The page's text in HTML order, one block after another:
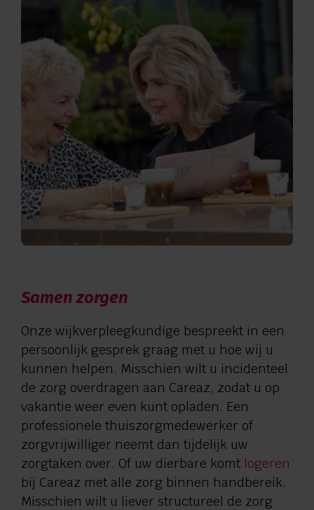
Samen zorgen
Onze wijkverpleegkundige bespreekt in een
persoonlijk gesprek graag met u hoe wij u
kunnen helpen. Misschien wilt u incidenteel
de zorg overdragen aan Careaz, zodat u op
vakantie weer even kunt opladen. Een
professionele thuiszorgmedewerker of
zorgvrijwilliger neemt dan tijdelijk uw
zorgtaken over. Of uw dierbare komt logeren
bij Careaz met alle zorg binnen handbereik.
Misschien wilt u liever structureel de zorg
Zorg aan huis:
0544 745 555